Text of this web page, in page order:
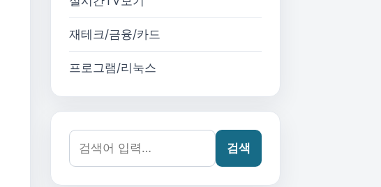
재테크/금융/카드
프로그램/리눅스
검색어:
검색